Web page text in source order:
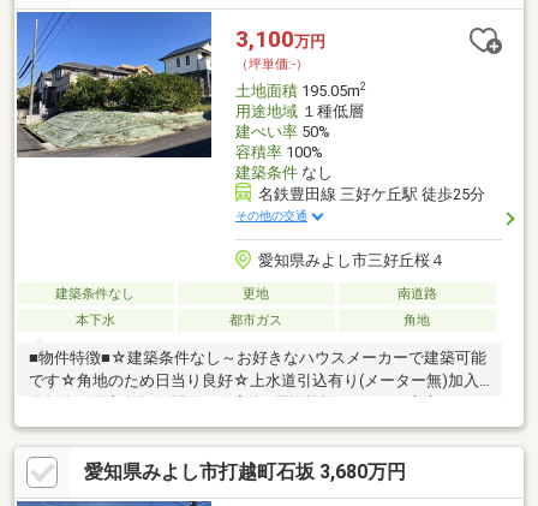
徒歩約9分・三好丘中学校 徒歩約20分・コープメグリア三好
店 徒歩約9分・セブンイレブンみよし三好丘５丁目店 徒歩約9
分■□住宅ローンのご相談や、現地内覧のご予約等いつでも承って
おります♪□■
3,100万円
（坪単価:-）
土地面積195.05m2
用途地域１種低層
建ぺい率50%
容積率100%
建築条件なし
名鉄豊田線 三好ケ丘駅 徒歩25分
その他の交通
愛知県みよし市三好丘桜４
建築条件なし 更地
南道路
本下水
都市ガス 角地
■物件特徴■☆建築条件なし～お好きなハウスメーカーで建築可能
です☆角地のため日当り良好☆上水道引込有り(メーター無)加入
保育園まで徒歩2分(約120m)・緑丘小学校まで徒歩6分(約480m)・
メグリア三好店まで徒歩13分(約1010m)・ドラッグスギヤマ メグ
リア三好店まで徒歩13分(約1010m)・北中学校まで徒歩11分(約
830m)◆不動産購入初心者の方、大歓迎◆見るだけＯＫ！ 聞く
愛知県みよし市打越町石坂 3,680万円